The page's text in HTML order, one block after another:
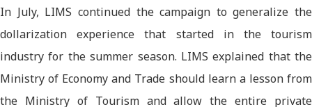
In July, LIMS continued the campaign to generalize the
dollarization experience that started in the tourism
industry for the summer season. LIMS explained that the
Ministry of Economy and Trade should learn a lesson from
the Ministry of Tourism and allow the entire private